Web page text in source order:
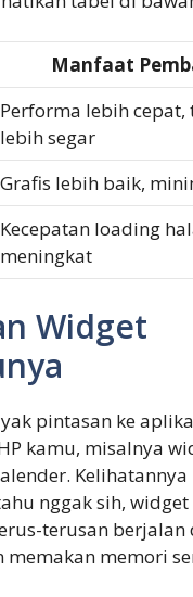
Manfaat
Performa lebih
lebih segar
Grafis lebih baik,
Kecepatan loading
meningkat
Widget
pintasan ke
kamu, misalnya
nggak sih,
terusan
memakan memori